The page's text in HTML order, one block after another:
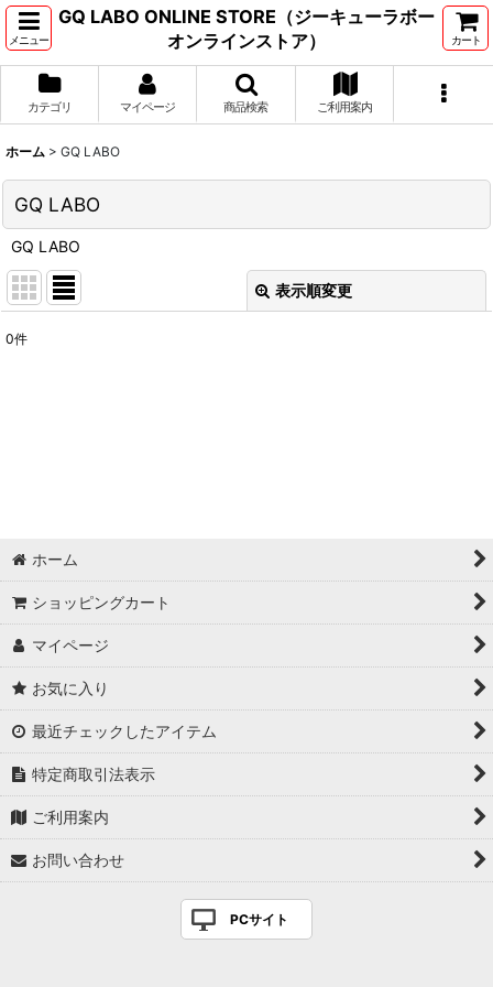
メニュー
GQ LABO ONLINE STORE（ジーキューラボー
オンラインストア）
カート
カテゴリ マイページ 商品検索 ご利用案内
ホーム > GQ LABO
GQ LABO
GQ LABO
表示順変更
0件
ホーム
ショッピングカート
マイページ
お気に入り
最近チェックしたアイテム
特定商取引法表示
ご利用案内
お問い合わせ
PCサイト